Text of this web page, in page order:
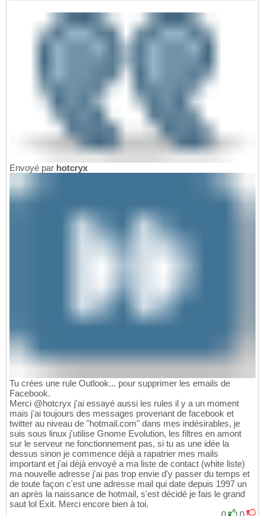
Envoyé par hotcryx
Tu crées une rule Outlook... pour supprimer les emails de
Facebook.
Merci @hotcryx j'ai essayé aussi les rules il y a un moment
mais j'ai toujours des messages provenant de facebook et
twitter au niveau de "hotmail.com" dans mes indésirables, je
suis sous linux j'utilise Gnome Evolution, les filtres en amont
sur le serveur ne fonctionnement pas, si tu as une idée la
dessus sinon je commence déjà a rapatrier mes mails
important et j'ai déjà envoyé a ma liste de contact (white liste)
ma nouvelle adresse j'ai pas trop envie d'y passer du temps et
de toute façon c'est une adresse mail qui date depuis 1997 un
an après la naissance de hotmail, s'est décidé je fais le grand
saut lol Exit. Merci encore bien à toi.